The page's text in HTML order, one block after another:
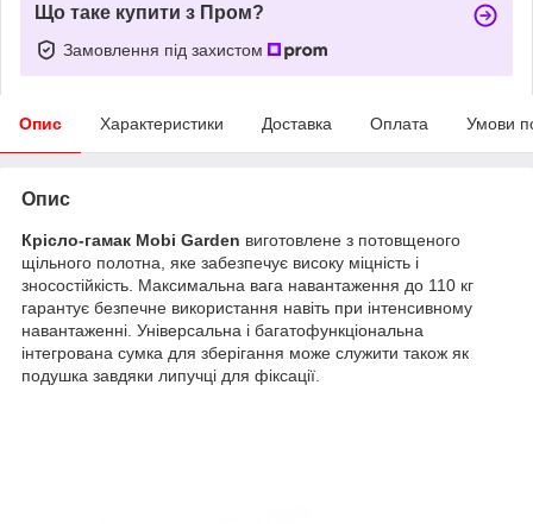
Що таке купити з Пром?
Замовлення під захистом
Опис Характеристики Доставка Оплата Умови
Опис
Крісло-гамак Mobi Garden виготовлене з потовщеного
щільного полотна, яке забезпечує високу міцність і
зносостійкість. Максимальна вага навантаження до 110 кг
гарантує безпечне використання навіть при інтенсивному
навантаженні. Універсальна і багатофункціональна
інтегрована сумка для зберігання може служити також як
подушка завдяки липучці для фіксації.